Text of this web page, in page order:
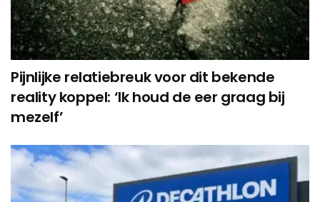
Pijnlijke relatiebreuk voor dit bekende
reality koppel: ‘Ik houd de eer graag bij
mezelf’